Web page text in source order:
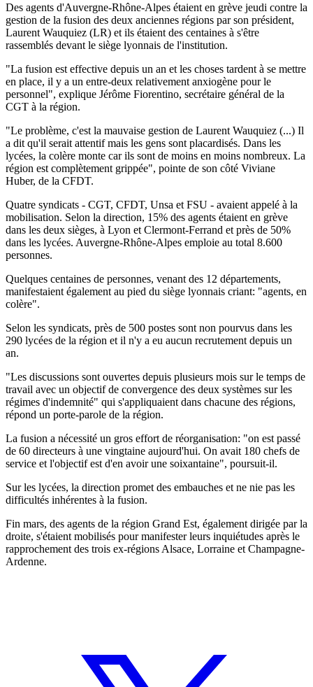
Des agents d'Auvergne-Rhône-Alpes étaient en grève jeudi contre la
gestion de la fusion des deux anciennes régions par son président,
Laurent Wauquiez (LR) et ils étaient des centaines à s'être
rassemblés devant le siège lyonnais de l'institution.
"La fusion est effective depuis un an et les choses tardent à se mettre
en place, il y a un entre-deux relativement anxiogène pour le
personnel", explique Jérôme Fiorentino, secrétaire général de la
CGT à la région.
"Le problème, c'est la mauvaise gestion de Laurent Wauquiez (...) Il
a dit qu'il serait attentif mais les gens sont placardisés. Dans les
lycées, la colère monte car ils sont de moins en moins nombreux. La
région est complètement grippée", pointe de son côté Viviane
Huber, de la CFDT.
Quatre syndicats - CGT, CFDT, Unsa et FSU - avaient appelé à la
mobilisation. Selon la direction, 15% des agents étaient en grève
dans les deux sièges, à Lyon et Clermont-Ferrand et près de 50%
dans les lycées. Auvergne-Rhône-Alpes emploie au total 8.600
personnes.
Quelques centaines de personnes, venant des 12 départements,
manifestaient également au pied du siège lyonnais criant: "agents, en
colère".
Selon les syndicats, près de 500 postes sont non pourvus dans les
290 lycées de la région et il n'y a eu aucun recrutement depuis un
an.
"Les discussions sont ouvertes depuis plusieurs mois sur le temps de
travail avec un objectif de convergence des deux systèmes sur les
régimes d'indemnité" qui s'appliquaient dans chacune des régions,
répond un porte-parole de la région.
La fusion a nécessité un gros effort de réorganisation: "on est passé
de 60 directeurs à une vingtaine aujourd'hui. On avait 180 chefs de
service et l'objectif est d'en avoir une soixantaine", poursuit-il.
Sur les lycées, la direction promet des embauches et ne nie pas les
difficultés inhérentes à la fusion.
Fin mars, des agents de la région Grand Est, également dirigée par la
droite, s'étaient mobilisés pour manifester leurs inquiétudes après le
rapprochement des trois ex-régions Alsace, Lorraine et Champagne-
Ardenne.